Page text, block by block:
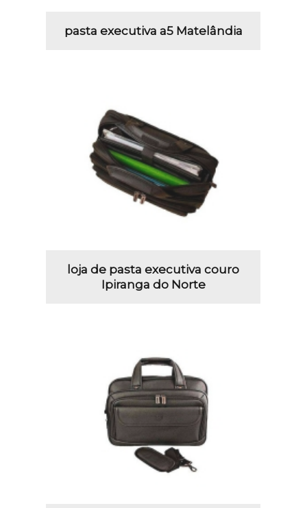
pasta executiva a5 Matelândia
loja de pasta executiva couro
Ipiranga do Norte